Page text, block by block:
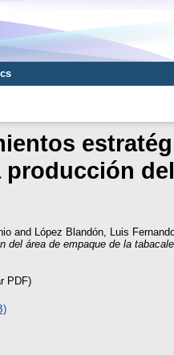
producción
and López Blandón, Luis
del área de empaque de la
PDF)